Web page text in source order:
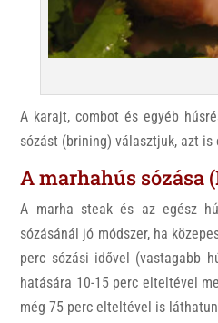
A karajt, combot és egyéb
sózást (brining) választjuk, azt is
A marhahús sózása
A marha steak és az egész
sózásánál jó módszer, ha
perc sózási idővel (vastagabb
hatására 10-15 perc elteltével
még 75 perc elteltével is